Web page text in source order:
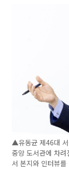
▲유동균 제46대 서
중앙 도서관에 차
서 본지와 인터뷰